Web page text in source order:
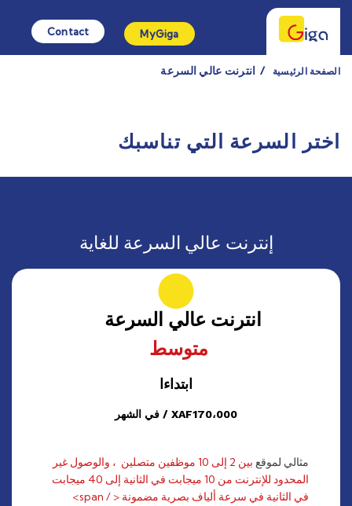
MyGiga
Contact
الصفحة الرئيسية انترنت عالي السرعة
اختر السرعة التي تناسبك
إنترنت عالي السرعة للغاية
انترنت عالي السرعة
متوسط
ابتداءا
XAF170،000 / في الشهر
مثالي لموقع
بين 2 إلى 10 موظفين متصلين ، والوصول غير
المحدود للإنترنت من 10 ميجابت في الثانية إلى 40 ميجابت
في الثانية في سرعة ألياف بصرية مضمونة < / span>